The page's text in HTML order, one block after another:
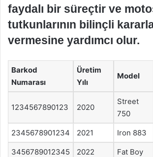
faydalı bir süreçtir ve
tutkunlarının bilinçli
vermesine yardımcı olur.
Barkod
Numarası
Üretim
Yılı
Model
1234567890123 2020
Street
750
2345678901234 2021 Iron 883
3456789012345 2022 Fat Boy